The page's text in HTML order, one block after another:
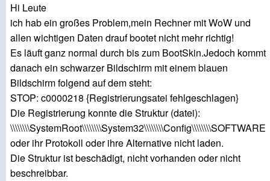
Hi Leute
ich hab ein großes Problem,mein Rechner mit WoW und
allen wichtigen Daten drauf bootet nicht mehr richtig!
Es läuft ganz normal durch bis zum BootSkin.Jedoch kommt
danach ein schwarzer Bildschirm mit einem blauen
Bildschirm folgend auf dem steht:
STOP: c0000218 {Registrierungsatei fehlgeschlagen}
Die Registrierung konnte die Struktur (datei):
\\\\\\\\SystemRoot\\\\\\\\System32\\\\\\\\Config\\\\\\\\SOFTWARE
oder ihr Protokoll oder ihre Alternative nicht laden.
Die Struktur ist beschädigt, nicht vorhanden oder nicht
beschreibbar.